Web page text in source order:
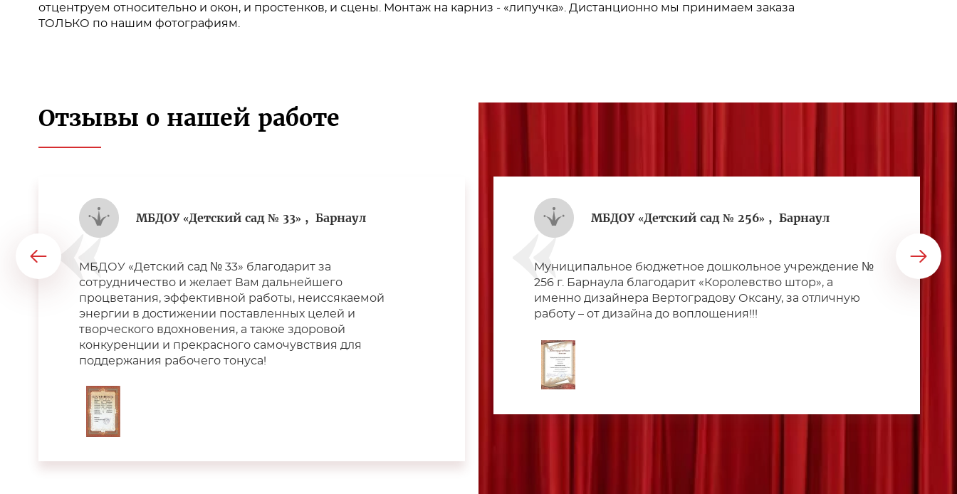
отцентруем относительно и окон, и простенков, и сцены. Монтаж на карниз - «липучка». Дистанционно мы принимаем заказа
ТОЛЬКО по нашим фотографиям.
Отзывы о нашей работе
МБДОУ «Детский сад № 33» , Барнаул
МБДОУ «Детский сад № 33» благодарит за
сотрудничество и желает Вам дальнейшего
процветания, эффективной работы, неиссякаемой
энергии в достижении поставленных целей и
творческого вдохновения, а также здоровой
конкуренции и прекрасного самочувствия для
поддержания рабочего тонуса!
МБДОУ «Детский сад № 256» , Барнаул
Муниципальное бюджетное дошкольное учреждение №
256 г. Барнаула благодарит «Королевство штор», а
именно дизайнера Вертоградову Оксану, за отличную
работу – от дизайна до воплощения!!!